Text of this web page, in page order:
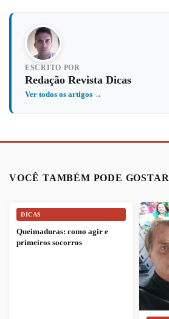
ESCRITO POR
Redação Revista Dicas
Ver todos os artigos →
VOCÊ TAMBÉM PODE GOSTAR
DICAS
Queimaduras: como agir e
primeiros socorros